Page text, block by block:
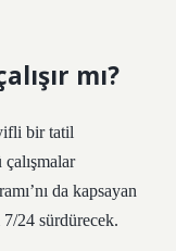
mı?
bir tatil
da kapsayan
24 sürdürecek.